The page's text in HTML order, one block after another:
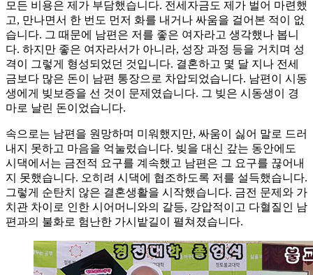
모든 비용은 제가 부담했습니다. 전세자금도 제가 벌어 마련했
고, 만나면서 한 번도 먼저 화를 내거나 싸움을 걸어본 적이 없
습니다. 그 때문에 남편은 저를 좋은 여자라고 생각했나 봅니
다. 하지만 좋은 여자라서가 아니라, 성장 과정 등을 거치며 성
격이 그렇게 형성되었던 것입니다. 결혼하고 몇 달 지나 전세
금보다 많은 돈이 남편 통장으로 차압되었습니다. 남편이 시동
생에게 빚보증을 선 것이 문제였습니다. 그 빚은 시동생이 경
마로 날린 돈이었습니다.
속으로는 남편을 원망하며 미워했지만, 싸움이 싫어 말로 드러
내지 못하고 마음을 억눌렀습니다. 빚을 대신 갚는 동안에도
시댁에서는 금전적 요구를 계속했고 남편은 그 요구를 끊어내
지 못했습니다. 오히려 시댁에 협조하도록 저를 설득했습니다.
그렇게 순탄치 않은 결혼생활을 시작했습니다. 금전 문제와 가
치관 차이로 인한 시어머니와의 갈등, 강압적이고 다혈질인 남
편과의 불화로 험난한 가시밭길이 펼쳐졌습니다.